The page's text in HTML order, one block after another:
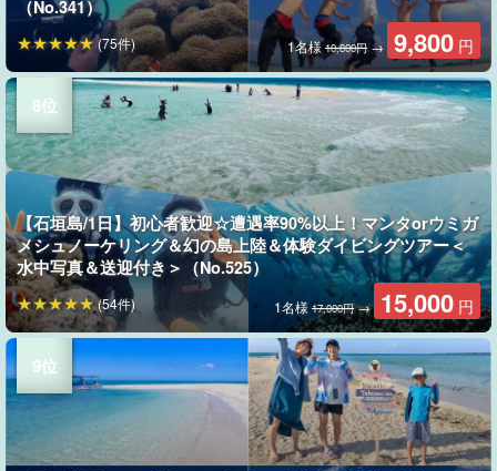
（No.341）
1名様10,800円 → 9,800 円
(75件)
【石垣島/1日】初心者歓迎☆遭遇率90%以上！マンタorウミガ
メシュノーケリング＆幻の島上陸＆体験ダイビングツアー＜
水中写真＆送迎付き＞（No.525）
1名様 17,000円→ 15,000 円
(54件)